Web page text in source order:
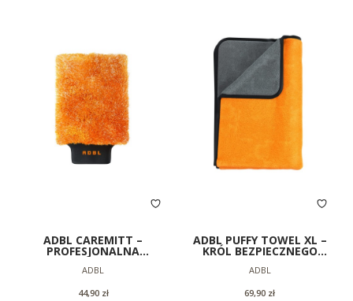
ADBL CAREMITT –
PROFESJONALNA
RĘKAWICA Z MIKROFIBRY
DO MYCIA AUTA
Producent
ADBL
Cena
44,90 zł
ADBL PUFFY TOWEL XL –
KRÓL BEZPIECZNEGO
Producent
ADBL
Cena
69,90 zł